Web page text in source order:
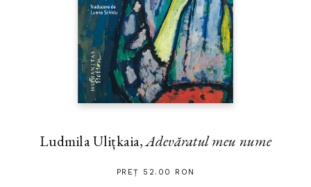
Ludmila Ulițkaia,Adevăratul meu nume
PREȚ 52.00 RON